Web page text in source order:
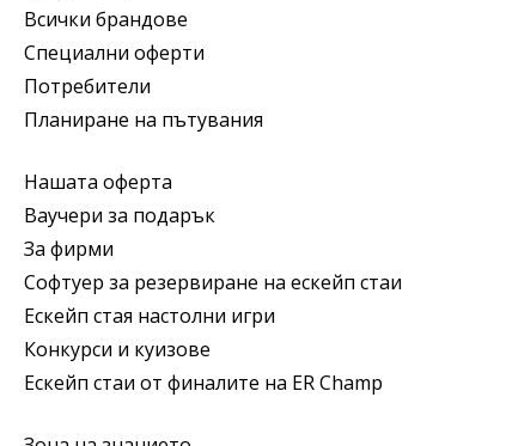
Всички брандове
Специални оферти
Потребители
Планиране на пътувания
Нашата оферта
Ваучери за подарък
За фирми
Софтуер за резервиране на ескейп стаи
Ескейп стая настолни игри
Конкурси и куизове
Ескейп стаи от финалите на ER Champ